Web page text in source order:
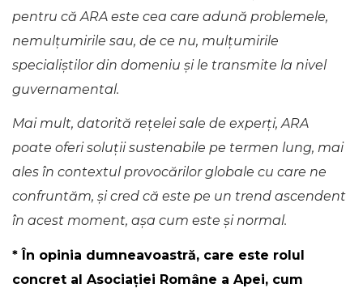
pentru că ARA este cea care adună problemele,
nemulțumirile sau, de ce nu, mulțumirile
specialiștilor din domeniu și le transmite la nivel
guvernamental.
Mai mult, datorită reţelei sale de experţi, ARA
poate oferi soluții sustenabile pe termen lung, mai
ales în contextul provocărilor globale cu care ne
confruntăm, și cred că este pe un trend ascendent
în acest moment, așa cum este și normal.
* În opinia dumneavoastră, care este rolul
concret al Asociației Române a Apei, cum